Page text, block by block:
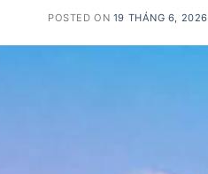
POSTED ON 19 THÁNG 6, 2026